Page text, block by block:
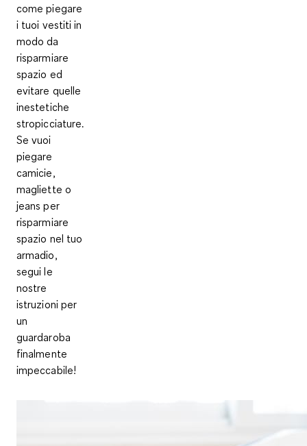
come piegare
i tuoi vestiti in
modo da
risparmiare
spazio ed
evitare quelle
inestetiche
stropicciature.
Se vuoi
piegare
camicie,
magliette o
jeans per
risparmiare
spazio nel tuo
armadio,
segui le
nostre
istruzioni per
un
guardaroba
finalmente
impeccabile!